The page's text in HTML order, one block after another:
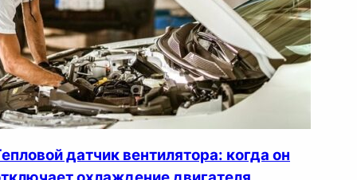
датчик вентилятора: когда он